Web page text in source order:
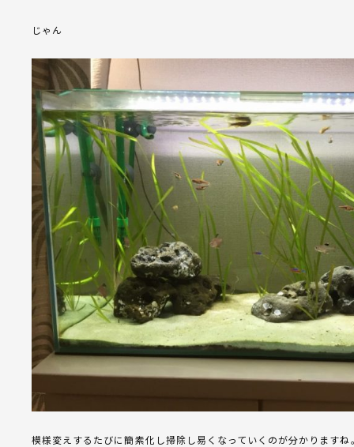
じゃん
模様変えするたびに簡素化し掃除し易くなっていくのが分かりますね